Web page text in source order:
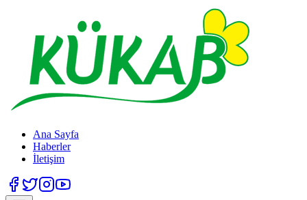
Ana Sayfa
Haberler
İletişim